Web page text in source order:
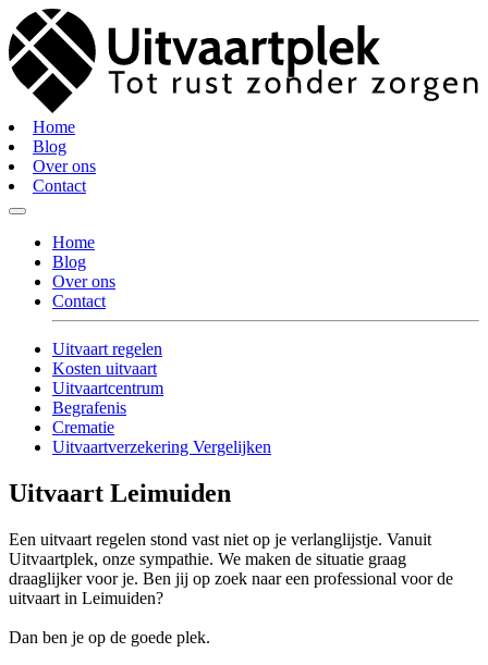
Home
Blog
Over ons
Contact
Home
Blog
Over ons
Contact
Uitvaart regelen
Kosten uitvaart
Uitvaartcentrum
Begrafenis
Crematie
Uitvaartverzekering Vergelijken
Uitvaart Leimuiden
Een uitvaart regelen stond vast niet op je verlanglijstje. Vanuit
Uitvaartplek, onze sympathie. We maken de situatie graag
draaglijker voor je. Ben jij op zoek naar een professional voor de
uitvaart in Leimuiden?
Dan ben je op de goede plek.